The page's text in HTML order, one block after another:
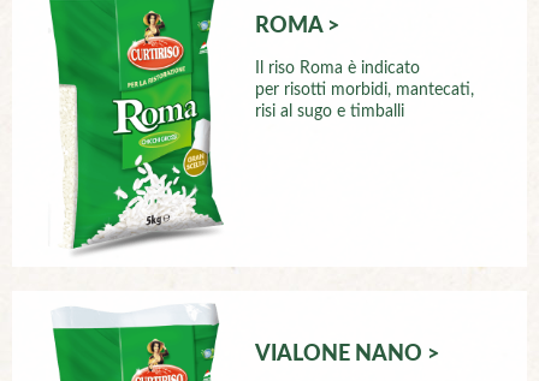
ROMA >
Il riso Roma è indicato
per risotti morbidi, mantecati,
risi al sugo e timballi
VIALONE NANO >